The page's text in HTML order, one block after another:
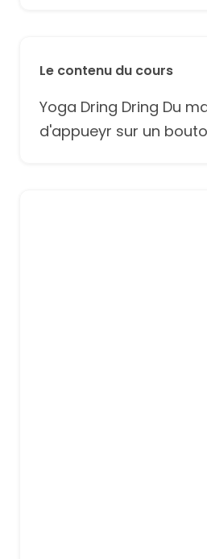
Le contenu du cours
Yoga Dring Dring Du
d'appueyr sur un